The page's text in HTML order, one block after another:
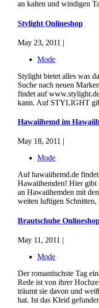
an kalten und windigen
Stylight Onlineshop
May 23, 2011 |
Mode
Stylight bietet alles was
Suche nach neuen
findet auf
kann. Auf STYLIGHT
Hawaiihemd im
May 18, 2011 |
Mode
Auf hawaiihemd.de
Hawaiihemden! Hier gibt
an Hawaiihemden mit
weiten luftigen Schnitten,
Brautschuhe
May 11, 2011 |
Mode
Der romantischste Tag
Rede ist von ihrer
träumt sie davon und
hat. Ist das Kleid